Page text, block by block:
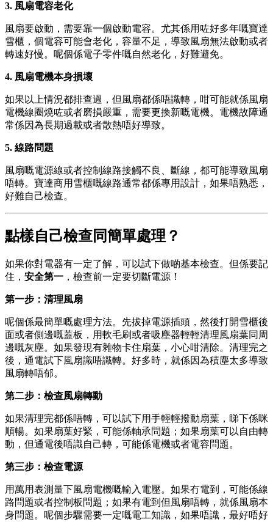
3. 風扇電容老化
風扇要啟動，需要靠一個啟動電容。尤其係用咗好多年嘅寶達
雪櫃，個電容可能會老化，容量不足，導致風扇無法啟動或者
轉速好慢。呢個係電子零件嘅自然老化，好難避免。
4. 風扇電機本身損壞
如果以上情況都排查過，但風扇都係唔識轉，咁可能就係風扇
電機線圈燒咗或者磨損嚴重，需要更換新嘅電機。電機故障通
常係因為長期過載或者散熱唔好導致。
5. 線路問題
風扇嘅電源線或者控制線路接觸不良、斷線，都可能導致風扇
唔轉。寶達商用雪櫃嘅線路通常都係專用設計，如果唔熟悉，
好難自己檢查。
點樣自己檢查同簡單處理？
如果你對電器有一定了解，可以試下做啲基本檢查。但係要記
住， 安全第一 ，檢查前一定要切斷電源！
第一步：清理風扇
呢個係最簡單嘅處理方法。先拔掉電源插頭，然後打開雪櫃後
面或者側邊嘅蓋板，用軟毛刷或者吸塵器輕輕清理風扇葉同周
邊嘅灰塵。如果發現有雜物卡住扇葉，小心咁清除。清理完之
後，通電試下風扇識唔識轉。好多時，就係因為積塵太多導致
風扇轉唔郁。
第二步：檢查風扇轉動
如果清理完都係唔轉，可以試下用手輕輕撥動扇葉，睇下係咪
順暢。如果扇葉好緊，可能係軸承問題；如果扇葉可以自由轉
動，但通電後唔識自己轉，可能係電機或者電容問題。
第三步：檢查電源
用萬用表測量下風扇電機嘅輸入電壓。如果冇電到，可能係線
路問題或者控制板問題；如果有電到但風扇唔轉，就係風扇本
身問題。呢個步驟需要一定嘅電工知識，如果唔識，最好唔好